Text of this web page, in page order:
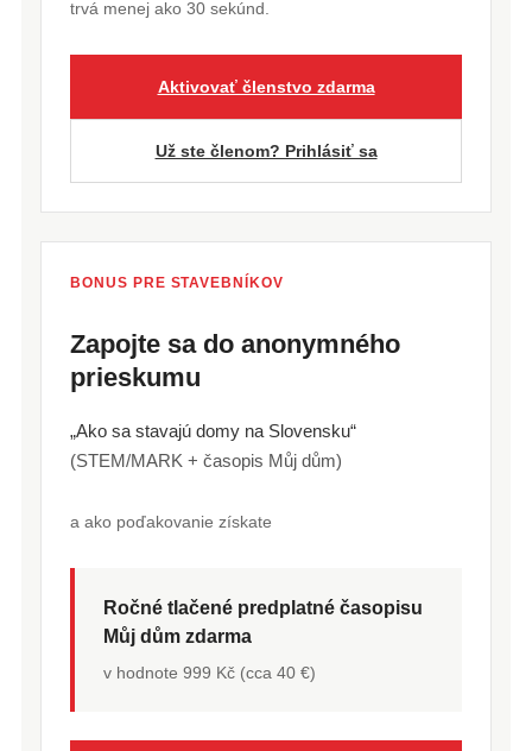
trvá menej ako 30 sekúnd.
Aktivovať členstvo zdarma
Už ste členom? Prihlásiť sa
BONUS PRE STAVEBNÍKOV
Zapojte sa do anonymného
prieskumu
„Ako sa stavajú domy na Slovensku“
(STEM/MARK + časopis Můj dům)
a ako poďakovanie získate
Ročné tlačené predplatné časopisu
Můj dům zdarma
v hodnote 999 Kč (cca 40 €)